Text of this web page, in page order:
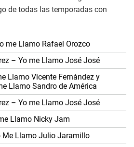
de todas las temporadas con
me Llamo Rafael Orozco
– Yo me Llamo José José
Llamo Vicente Fernández y
Llamo Sandro de América
– Yo me Llamo José José
Llamo Nicky Jam
Me Llamo Julio Jaramillo